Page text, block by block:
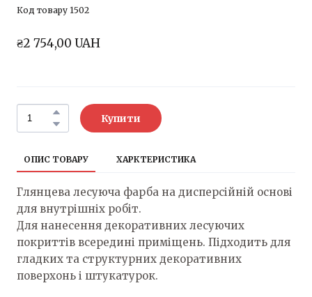
Код товару 1502
₴2 754,00 UAH
Купити
ОПИС ТОВАРУ ХАРКТЕРИСТИКА
Глянцева лесуюча фарба на дисперсійній основі
для внутрішніх робіт.
Для нанесення декоративних лесуючих
покриттів всередині приміщень. Підходить для
гладких та структурних декоративних
поверхонь і штукатурок.